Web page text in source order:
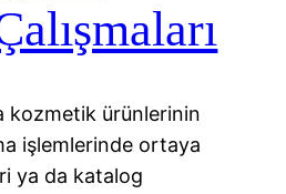
kozmetik ürünlerinin
işlemlerinde ortaya
ya da katalog